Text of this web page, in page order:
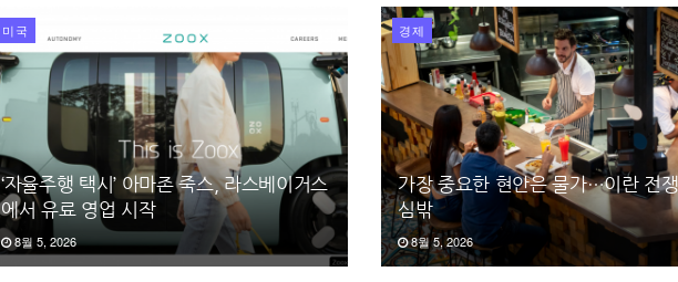
미국
‘자율주행 택시’ 아마존 죽스, 라스베이거스
에서 유료 영업 시작
8월 5, 2026
경제
가장 중요한 현안은 물가…이란 전
심밖
8월 5, 2026